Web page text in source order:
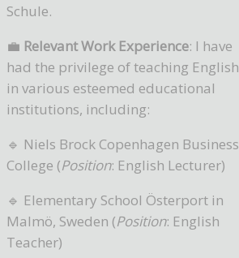
Schule.
💼 Relevant Work Experience: I have
had the privilege of teaching English
in various esteemed educational
institutions, including:
🔹 Niels Brock Copenhagen Business
College (Position: English Lecturer)
🔹 Elementary School Österport in
Malmö, Sweden (Position: English
Teacher)